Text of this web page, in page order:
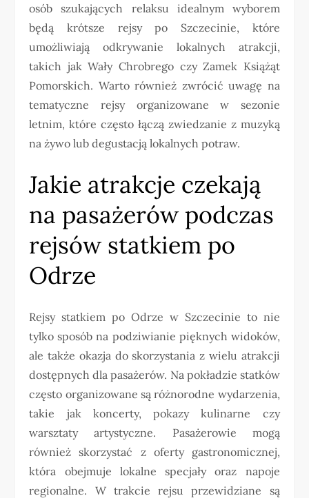
osób szukających relaksu idealnym wyborem
będą krótsze rejsy po Szczecinie, które
umożliwiają odkrywanie lokalnych atrakcji,
takich jak Wały Chrobrego czy Zamek Książąt
Pomorskich. Warto również zwrócić uwagę na
tematyczne rejsy organizowane w sezonie
letnim, które często łączą zwiedzanie z muzyką
na żywo lub degustacją lokalnych potraw.
Jakie atrakcje czekają
na pasażerów podczas
rejsów statkiem po
Odrze
Rejsy statkiem po Odrze w Szczecinie to nie
tylko sposób na podziwianie pięknych widoków,
ale także okazja do skorzystania z wielu atrakcji
dostępnych dla pasażerów. Na pokładzie statków
często organizowane są różnorodne wydarzenia,
takie jak koncerty, pokazy kulinarne czy
warsztaty artystyczne. Pasażerowie mogą
również skorzystać z oferty gastronomicznej,
która obejmuje lokalne specjały oraz napoje
regionalne. W trakcie rejsu przewidziane są